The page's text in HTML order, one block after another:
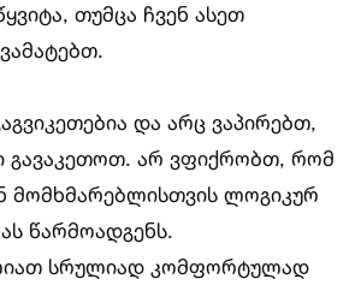
თუმცა ჩვენ ასეთ
და არც ვაპირებთ,
გავაკეთოთ. არ ვფიქრობთ, რომ
მომხმარებლისთვის ლოგიკურ
წარმოადგენს.
სრულიად კომფორტულად